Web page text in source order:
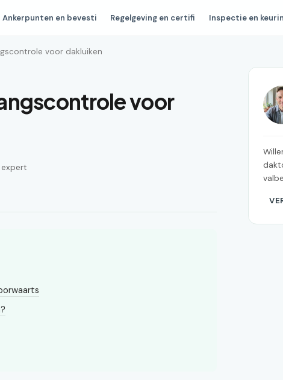
Ankerpunten en bevesti Regelgeving en certifi Inspectie en
voor dakluiken
voor
expert